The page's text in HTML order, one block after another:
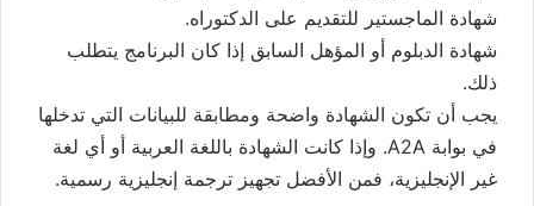
شهادة الماجستير للتقديم على الدكتوراه.
شهادة الدبلوم أو المؤهل السابق إذا كان البرنامج يتطلب
ذلك.
يجب أن تكون الشهادة واضحة ومطابقة للبيانات التي تدخلها
في بوابة A2A. وإذا كانت الشهادة باللغة العربية أو أي لغة
غير الإنجليزية، فمن الأفضل تجهيز ترجمة إنجليزية رسمية.